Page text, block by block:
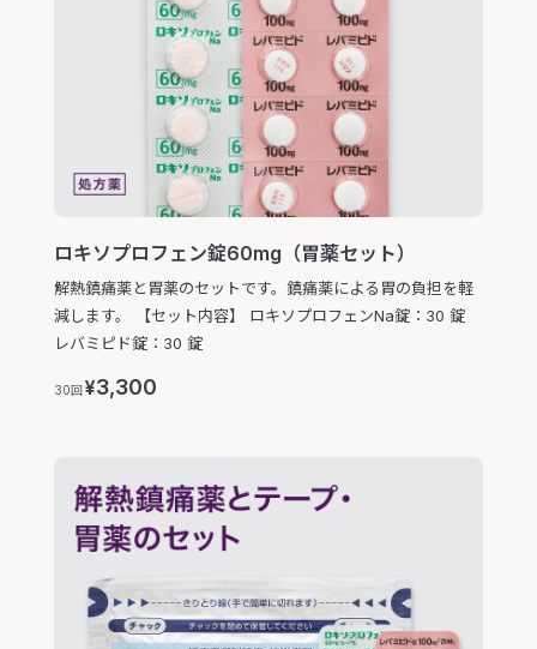
ロキソプロフェン錠60mg（胃薬セット）
解熱鎮痛薬と胃薬のセットです。鎮痛薬による胃の負担を軽
減します。 【セット内容】 ロキソプロフェンNa錠：30 錠
レバミピド錠：30 錠
30回 ¥3,300